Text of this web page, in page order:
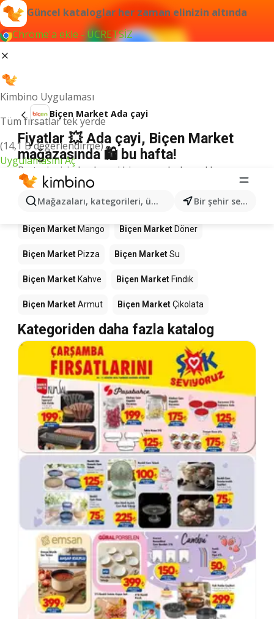
Güncel kataloglar her zaman elinizin altında
Chrome'a ekle - ÜCRETSİZ
Kimbino Uygulaması
Tüm fırsatlar tek yerde
(14,1 B değerlendirme)
Uygulamasını Aç
Mağazaları, kategorileri, ürünleri arayın... Bir şehir seçin
Biçen Market Ada çayi
Fiyatlar 💥 Ada çayi, Biçen Market
mağazasında 🛍️ bu hafta!
Bu terim için herhangi bir sonuç bulamadık.
Mağazalardaki diğer ürünler Biçen
Market
Biçen Market Mango Biçen Market Döner
Biçen Market Pizza Biçen MarketSu
Biçen Market Kahve Biçen Market Fındık
Biçen MarketArmut Biçen MarketÇikolata
Kategoriden daha fazla katalog